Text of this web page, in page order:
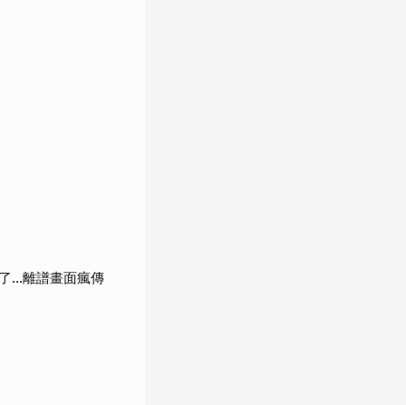
…離譜畫面瘋傳